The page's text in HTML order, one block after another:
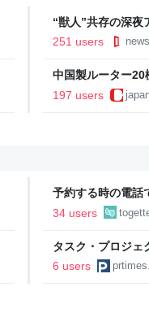
“獣人”共存の深
議論「紛らわしい
251 users
中国製ルーター20
197 users
予約する時の電話
い、明日◯日の12
34 users
タスク・プロジェ
定に関するお知ら
6 users